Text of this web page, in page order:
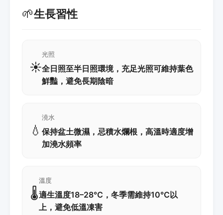
🌱生長習性
☀️
光照
全日照至半日照環境，充足光照可維持葉色
鮮豔，避免長期陰暗
💧
澆水
保持盆土微濕，忌積水爛根，高溫時適度增
加澆水頻率
🌡️
溫度
適生溫度18–28℃，冬季需維持10℃以
上，避免低溫凍害